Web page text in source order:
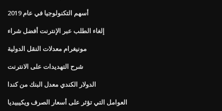
أسهم التكنولوجيا في عام 2019
إلغاء الطلب عبر الإنترنت أفضل شراء
مونيغرام معدلات النقل الدولية
شرح التهديدات على الانترنت
الدولار الكندي معدل البنك من كندا
العوامل التي تؤثر على أسعار الصرف ويكيبيديا